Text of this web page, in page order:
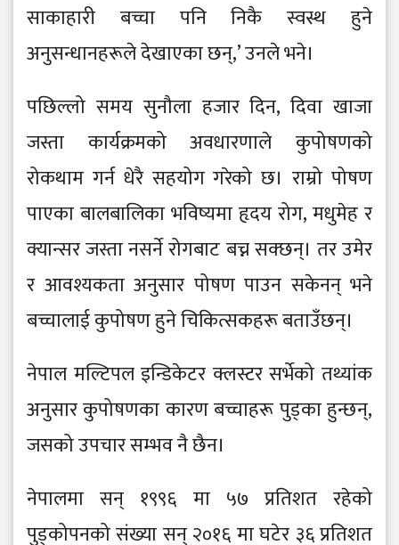
साकाहारी बच्चा पनि निकै स्वस्थ हुने
अनुसन्धानहरूले देखाएका छन्,’ उनले भने।
पछिल्लो समय सुनौला हजार दिन, दिवा खाजा
जस्ता कार्यक्रमको अवधारणाले कुपोषणको
रोकथाम गर्न धेरै सहयोग गरेको छ। राम्रो पोषण
पाएका बालबालिका भविष्यमा हृदय रोग, मधुमेह र
क्यान्सर जस्ता नसर्ने रोगबाट बच्न सक्छन्। तर उमेर
र आवश्यकता अनुसार पोषण पाउन सकेनन् भने
बच्चालाई कुपोषण हुने चिकित्सकहरू बताउँछन्।
नेपाल मल्टिपल इन्डिकेटर क्लस्टर सर्भेको तथ्यांक
अनुसार कुपोषणका कारण बच्चाहरू पुड्का हुन्छन्,
जसको उपचार सम्भव नै छैन।
नेपालमा सन् १९९६ मा ५७ प्रतिशत रहेको
पुड्कोपनको संख्या सन् २०१६ मा घटेर ३६ प्रतिशत